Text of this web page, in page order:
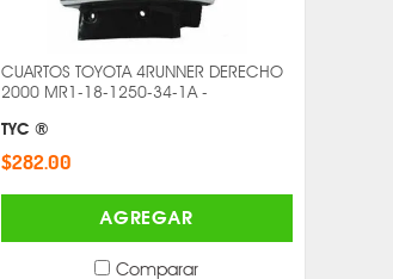
CUARTOS TOYOTA 4RUNNER DERECHO
2000 MR1-18-1250-34-1A -
TYC ®
$282.00
AGREGAR
Comparar